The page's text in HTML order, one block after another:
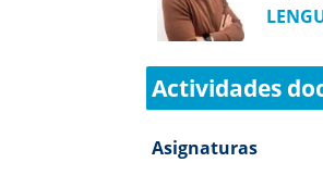
Actividades
Asignaturas